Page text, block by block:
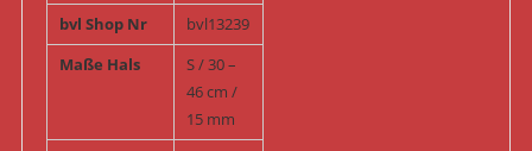
bvl Shop Nr
bvl13239
Maße Hals
S / 30 –
46 cm /
15 mm